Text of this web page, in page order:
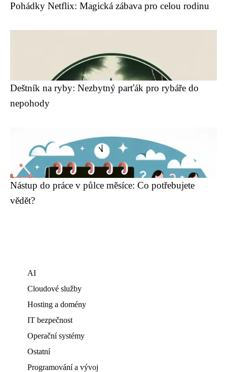
Pohádky Netflix: Magická zábava pro celou rodinu
Deštník na ryby: Nezbytný parťák pro rybáře do
nepohody
Nástup do práce v půlce měsíce: Co potřebujete
vědět?
AI
Cloudové služby
Hosting a domény
IT bezpečnost
Operační systémy
Ostatní
Programování a vývoj